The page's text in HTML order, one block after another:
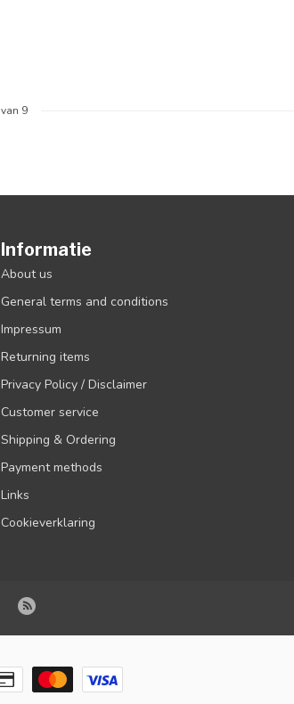
van 9
Informatie
About us
General terms and conditions
Impressum
Returning items
Privacy Policy / Disclaimer
Customer service
Shipping & Ordering
Payment methods
Links
Cookieverklaring